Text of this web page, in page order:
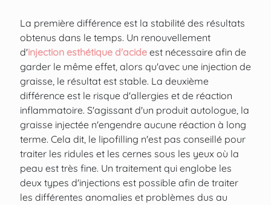
La première différence est la stabilité des résultats
obtenus dans le temps. Un renouvellement
d'injection esthétique d'acide est nécessaire afin de
garder le même effet, alors qu'avec une injection de
graisse, le résultat est stable. La deuxième
différence est le risque d'allergies et de réaction
inflammatoire. S'agissant d'un produit autologue, la
graisse injectée n'engendre aucune réaction à long
terme. Cela dit, le lipofilling n'est pas conseillé pour
traiter les ridules et les cernes sous les yeux où la
peau est très fine. Un traitement qui englobe les
deux types d'injections est possible afin de traiter
les différentes anomalies et problèmes dus au